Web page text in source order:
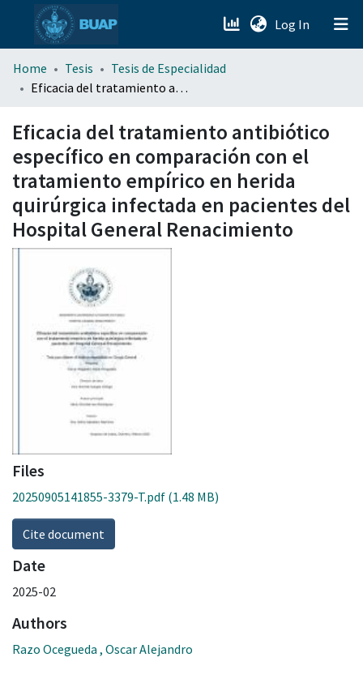
Log In (current)
menu.section.about_menu
Home Tesis
Tesis de Especialidad
Eficacia del tratamiento antibiótico específico en comparación con el tratamiento empírico en herida quirúrgica infectada en pacientes del Hospital General Renacimiento
Eficacia del tratamiento antibiótico
específico en comparación con el
tratamiento empírico en herida
quirúrgica infectada en pacientes del
Hospital General Renacimiento
Files
20250905141855-3379-T.pdf (1.48 MB)
Cite document
Date
2025-02
Authors
Razo Ocegueda , Oscar Alejandro